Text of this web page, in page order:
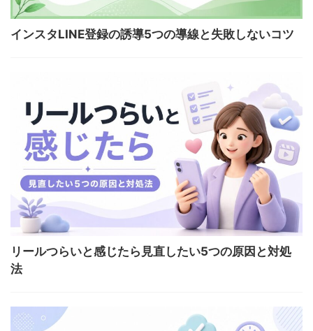
インスタLINE登録の誘導5つの導線と失敗しないコツ
リールつらいと感じたら見直したい5つの原因と対処
法